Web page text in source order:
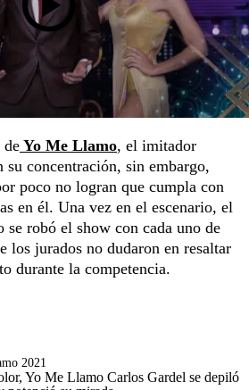
de Yo Me Llamo, el imitador
su concentración, sin embargo,
poco no logran que cumpla con
en él. Una vez en el escenario, el
se robó el show con cada uno de
los jurados no dudaron en resaltar
durante la competencia.
2021
Yo Me Llamo Carlos Gardel se depiló